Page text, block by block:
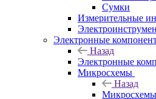
Сумки
Измерительные
Электронные
Назад
Электронные
Микросхемы
Назад
Микросхемы